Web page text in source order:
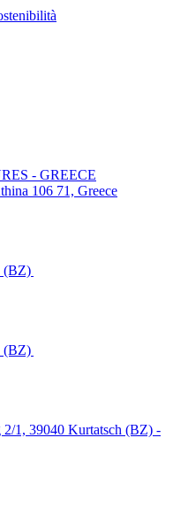
- GREECE
106 71, Greece
(BZ)
(BZ)
2/1, 39040 Kurtatsch (BZ) -